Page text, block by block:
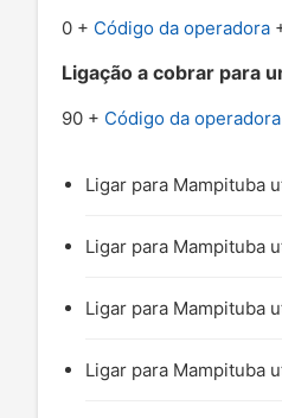
0 + Código da operadora
Ligação a cobrar para
90 + Código da operadora
Ligar para Mampituba
Ligar para Mampituba
Ligar para Mampituba
Ligar para Mampituba